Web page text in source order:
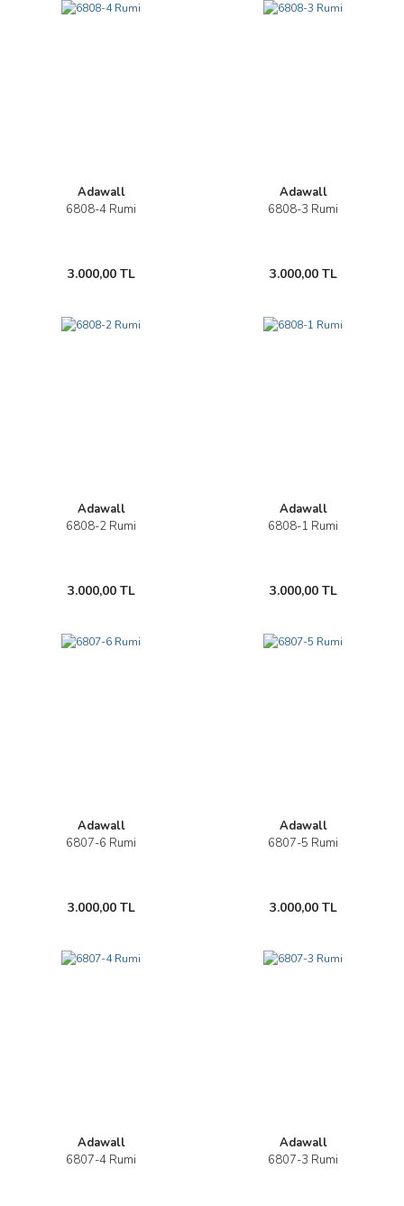
Adawall
6808-4 Rumi
3.000,00 TL
Adawall
6808-3 Rumi
3.000,00 TL
Adawall
6808-2 Rumi
3.000,00 TL
Adawall
6808-1 Rumi
3.000,00 TL
Adawall
6807-6 Rumi
3.000,00 TL
Adawall
6807-5 Rumi
3.000,00 TL
Adawall
6807-4 Rumi
Adawall
6807-3 Rumi